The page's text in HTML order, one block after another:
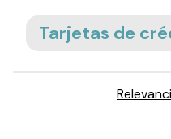
Tarjetas de